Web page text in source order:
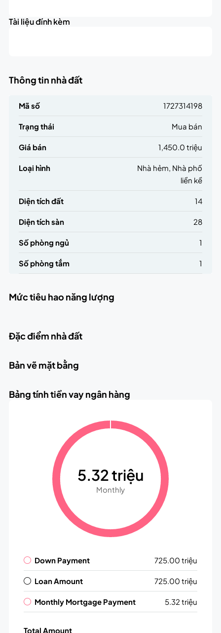
Tài liệu đính kèm
Thông tin nhà đất
Mã số 1727314198
Trạng thái Mua bán
Giá bán 1,450.0 triệu
Loại hình
Nhà hẻm, Nhà phố
liền kề
Diện tích đất 14
Diện tích sàn 28
Số phòng ngủ 1
Số phòng tắm 1
Mức tiêu hao năng lượng
Đặc điểm nhà đất
Bản vẽ mặt bằng
Bảng tính tiền vay ngân hàng
5.32 triệu
Monthly
Down Payment 725.00 triệu
Loan Amount 725.00 triệu
Monthly Mortgage Payment 5.32 triệu
Total Amount